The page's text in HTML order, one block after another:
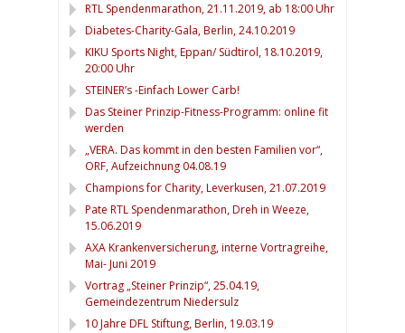
RTL Spendenmarathon, 21.11.2019, ab 18:00 Uhr
Diabetes-Charity-Gala, Berlin, 24.10.2019
KIKU Sports Night, Eppan/ Südtirol, 18.10.2019,
20:00 Uhr
STEINER’s -Einfach Lower Carb!
Das Steiner Prinzip-Fitness-Programm: online fit
werden
„VERA. Das kommt in den besten Familien vor“,
ORF, Aufzeichnung 04.08.19
Champions for Charity, Leverkusen, 21.07.2019
Pate RTL Spendenmarathon, Dreh in Weeze,
15.06.2019
AXA Krankenversicherung, interne Vortragreihe,
Mai- Juni 2019
Vortrag „Steiner Prinzip“, 25.04.19,
Gemeindezentrum Niedersulz
10 Jahre DFL Stiftung, Berlin, 19.03.19